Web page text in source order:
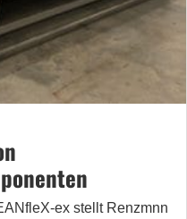
ex stellt Renzmnn